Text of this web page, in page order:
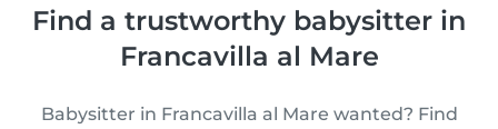
Find a trustworthy babysitter in
Francavilla al Mare
Babysitter in Francavilla al Mare wanted? Find